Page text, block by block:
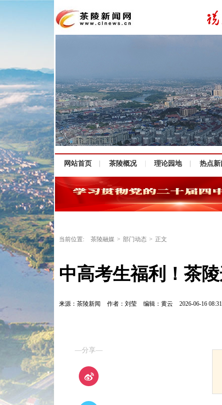
网站首页 茶陵概况 理论园地 热点新
当前位置: 茶陵融媒 > 部门动态 > 正文
中高考生福利！茶
来源：茶陵新闻 作者：刘莹 编辑：黄云 2026-06-16
—分享—